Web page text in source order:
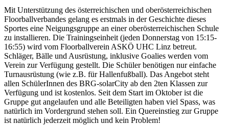
Mit Unterstützung des österreichischen und oberösterreichischen
Floorballverbandes gelang es erstmals in der Geschichte dieses
Sportes eine Neigungsgruppe an einer oberösterreichischen Schule
zu installieren. Die Trainingseinheit (jeden Donnerstag von 15:15-
16:55) wird vom Floorballverein ASKÖ UHC Linz betreut.
Schläger, Bälle und Ausrüstung, inklusive Goalies werden vom
Verein zur Verfügung gestellt. Die Schüler benötigen nur einfache
Turnausrüstung (wie z.B. für Hallenfußball). Das Angebot steht
allen SchülerInnen des BRG-solarCity ab den 2ten Klassen zur
Verfügung und ist kostenlos. Seit dem Start im Oktober ist die
Gruppe gut angelaufen und alle Beteiligten haben viel Spass, was
natürlich im Vordergrund stehen soll. Ein Quereinstieg zur Gruppe
ist natürlich jederzeit möglich und kein Problem!